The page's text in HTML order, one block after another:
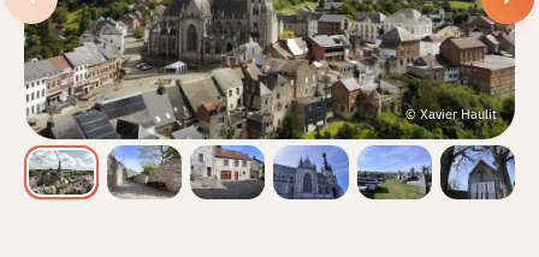
© Xavier Haulit